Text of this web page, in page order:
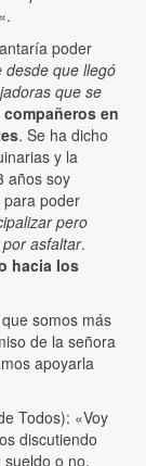
«.
poder
que llegó
que se
compañeros en
. Se ha dicho
y la
años soy
poder
pero
asfaltar.
hacia los
somos más
de la señora
apoyarla
Todos): «Voy
discutiendo
o no,